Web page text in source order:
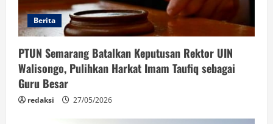
Berita
PTUN Semarang Batalkan Keputusan Rektor UIN
Walisongo, Pulihkan Harkat Imam Taufiq sebagai
Guru Besar
redaksi 27/05/2026